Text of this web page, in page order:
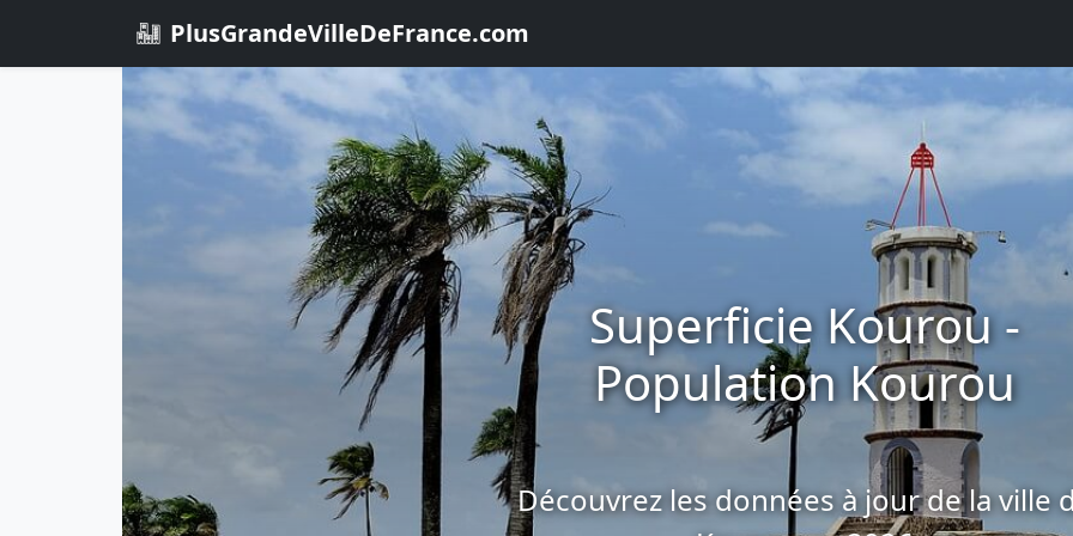
PlusGrandeVilleDeFrance.com
Superficie Kourou -
Population Kourou
Découvrez les données à jour de la ville